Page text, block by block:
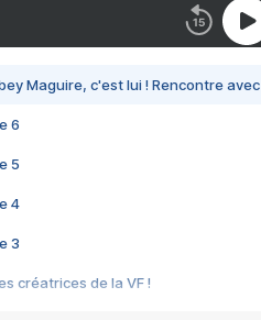
Maguire, c'est lui ! Rencontre
6
5
4
3
créatrices de la VF !